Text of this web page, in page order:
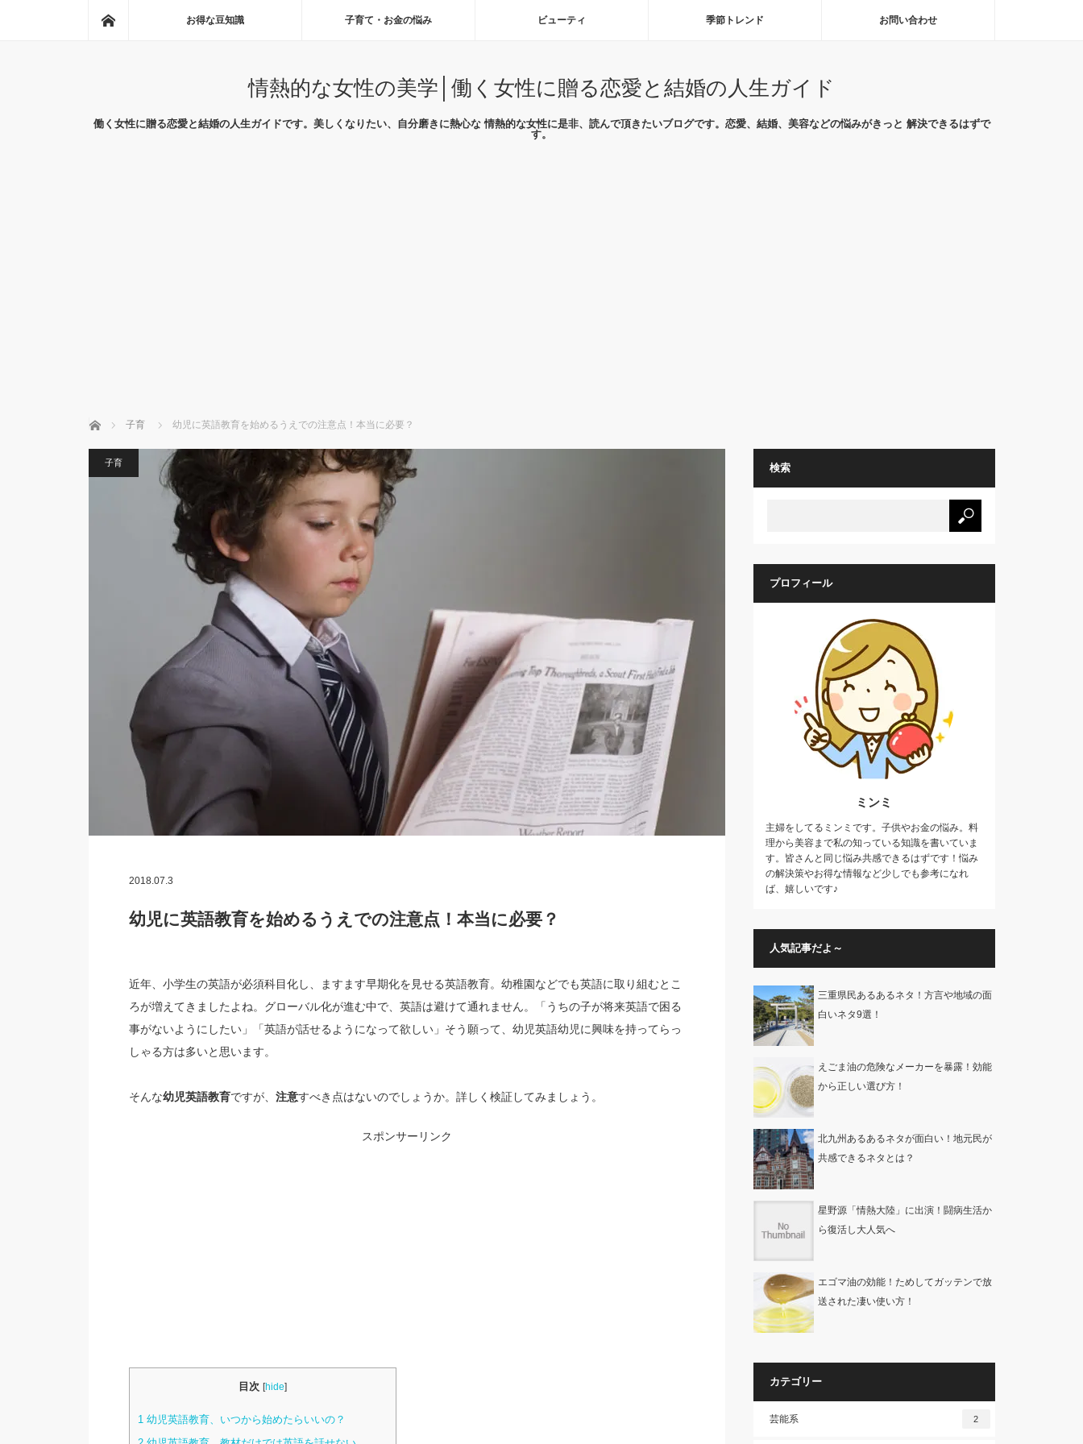
お得な豆知識 子育て・お金の悩み ビューティ 季節トレンド お問い合わせ
情熱的な女性の美学│働く女性に贈る恋愛と結婚の人生ガイド
働く女性に贈る恋愛と結婚の人生ガイドです。美しくなりたい、自分磨きに熱心な 情熱的な女性に是非、読んで頂きたいブログです。恋愛、結婚、美容などの悩みがきっと 解決できるはずで
す。
ホーム 子育 幼児に英語教育を始めるうえでの注意点！本当に必要？
子育
2018.07.3
幼児に英語教育を始めるうえでの注意点！本当に必要？
近年、小学生の英語が必須科目化し、ますます早期化を見せる英語教育。幼稚園などでも英語に取り組むとこ
ろが増えてきましたよね。グローバル化が進む中で、英語は避けて通れません。「うちの子が将来英語で困る
事がないようにしたい」「英語が話せるようになって欲しい」そう願って、幼児英語幼児に興味を持ってらっ
しゃる方は多いと思います。
そんな幼児英語教育ですが、 注意すべき点はないのでしょうか。詳しく検証してみましょう。
スポンサーリンク
目次 [hide]
1幼児英語教育、いつから始めたらいいの？
検索
プロフィール
ミンミ
主婦をしてるミンミです。子供やお金の悩み。料
理から美容まで私の知っている知識を書いていま
す。皆さんと同じ悩み共感できるはずです！悩み
の解決策やお得な情報など少しでも参考になれ
ば、嬉しいです♪
人気記事だよ～
三重県民あるあるネタ！方言や地域の面
白いネタ9選！
えごま油の危険なメーカーを暴露！効能
から正しい選び方！
北九州あるあるネタが面白い！地元民が
共感できるネタとは？
星野源「情熱大陸」に出演！闘病生活か
ら復活し大人気へ
エゴマ油の効能！ためしてガッテンで放
送された凄い使い方！
カテゴリー
芸能系 2